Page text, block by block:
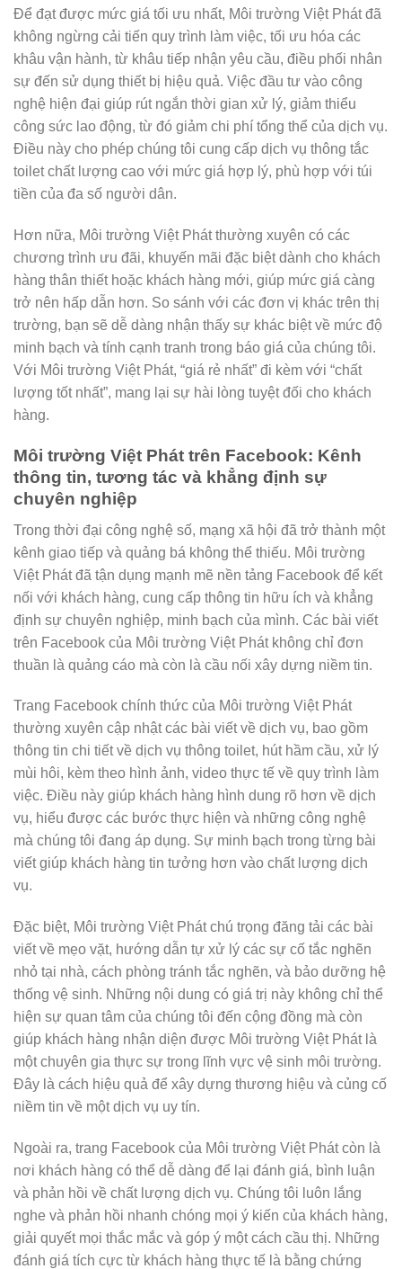
Để đạt được mức giá tối ưu nhất, Môi trường Việt Phát đã
không ngừng cải tiến quy trình làm việc, tối ưu hóa các
khâu vận hành, từ khâu tiếp nhận yêu cầu, điều phối nhân
sự đến sử dụng thiết bị hiệu quả. Việc đầu tư vào công
nghệ hiện đại giúp rút ngắn thời gian xử lý, giảm thiểu
công sức lao động, từ đó giảm chi phí tổng thể của dịch vụ.
Điều này cho phép chúng tôi cung cấp dịch vụ thông tắc
toilet chất lượng cao với mức giá hợp lý, phù hợp với túi
tiền của đa số người dân.
Hơn nữa, Môi trường Việt Phát thường xuyên có các
chương trình ưu đãi, khuyến mãi đặc biệt dành cho khách
hàng thân thiết hoặc khách hàng mới, giúp mức giá càng
trở nên hấp dẫn hơn. So sánh với các đơn vị khác trên thị
trường, bạn sẽ dễ dàng nhận thấy sự khác biệt về mức độ
minh bạch và tính cạnh tranh trong báo giá của chúng tôi.
Với Môi trường Việt Phát, “giá rẻ nhất” đi kèm với “chất
lượng tốt nhất”, mang lại sự hài lòng tuyệt đối cho khách
hàng.
Môi trường Việt Phát trên Facebook: Kênh
thông tin, tương tác và khẳng định sự
chuyên nghiệp
Trong thời đại công nghệ số, mạng xã hội đã trở thành một
kênh giao tiếp và quảng bá không thể thiếu. Môi trường
Việt Phát đã tận dụng mạnh mẽ nền tảng Facebook để kết
nối với khách hàng, cung cấp thông tin hữu ích và khẳng
định sự chuyên nghiệp, minh bạch của mình. Các bài viết
trên Facebook của Môi trường Việt Phát không chỉ đơn
thuần là quảng cáo mà còn là cầu nối xây dựng niềm tin.
Trang Facebook chính thức của Môi trường Việt Phát
thường xuyên cập nhật các bài viết về dịch vụ, bao gồm
thông tin chi tiết về dịch vụ thông toilet, hút hầm cầu, xử lý
mùi hôi, kèm theo hình ảnh, video thực tế về quy trình làm
việc. Điều này giúp khách hàng hình dung rõ hơn về dịch
vụ, hiểu được các bước thực hiện và những công nghệ
mà chúng tôi đang áp dụng. Sự minh bạch trong từng bài
viết giúp khách hàng tin tưởng hơn vào chất lượng dịch
vụ.
Đặc biệt, Môi trường Việt Phát chú trọng đăng tải các bài
viết về mẹo vặt, hướng dẫn tự xử lý các sự cố tắc nghẽn
nhỏ tại nhà, cách phòng tránh tắc nghẽn, và bảo dưỡng hệ
thống vệ sinh. Những nội dung có giá trị này không chỉ thể
hiện sự quan tâm của chúng tôi đến cộng đồng mà còn
giúp khách hàng nhận diện được Môi trường Việt Phát là
một chuyên gia thực sự trong lĩnh vực vệ sinh môi trường.
Đây là cách hiệu quả để xây dựng thương hiệu và củng cố
niềm tin về một dịch vụ uy tín.
Ngoài ra, trang Facebook của Môi trường Việt Phát còn là
nơi khách hàng có thể dễ dàng để lại đánh giá, bình luận
và phản hồi về chất lượng dịch vụ. Chúng tôi luôn lắng
nghe và phản hồi nhanh chóng mọi ý kiến của khách hàng,
giải quyết mọi thắc mắc và góp ý một cách cầu thị. Những
đánh giá tích cực từ khách hàng thực tế là bằng chứng